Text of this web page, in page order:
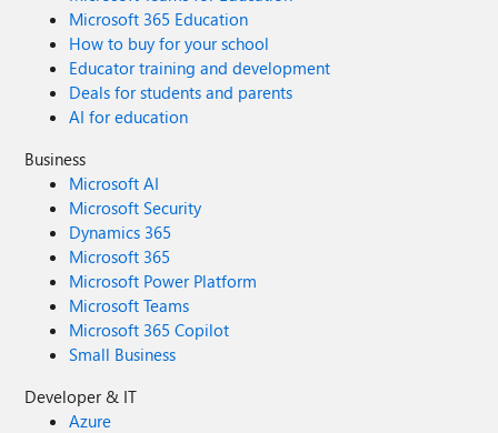
Microsoft 365 Education
How to buy for your school
Educator training and development
Deals for students and parents
AI for education
Business
Microsoft AI
Microsoft Security
Dynamics 365
Microsoft 365
Microsoft Power Platform
Microsoft Teams
Microsoft 365 Copilot
Small Business
Developer & IT
Azure